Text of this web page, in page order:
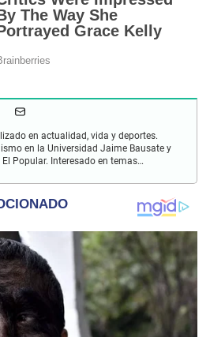
en actualidad, vida y deportes.
en la Universidad Jaime Bausate y
El Popular. Interesado en temas
caseros y educación.